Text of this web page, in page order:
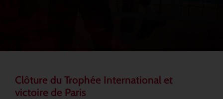
Clôture du Trophée International et
victoire de Paris